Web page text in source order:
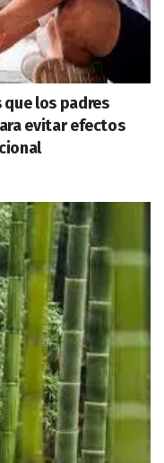
los padres
evitar efectos